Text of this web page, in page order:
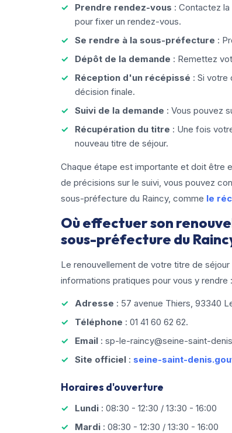
Prendre rendez-vous : Contactez
pour fixer un rendez-vous.
Se rendre à la sous-préfecture :
Dépôt de la demande : Remettez
Réception d'un récépissé : Si votre
décision finale.
Suivi de la demande : Vous pouvez
Récupération du titre : Une fois
nouveau titre de séjour.
Chaque étape est importante et doit être
de précisions sur le suivi, vous pouvez
sous-préfecture du Raincy, comme le
Où effectuer son
sous-préfecture du
Le renouvellement de votre titre de
informations pratiques pour vous y rendre :
Adresse : 57 avenue Thiers, 93340
Téléphone : 01 41 60 62 62.
Email : sp-le-raincy@seine-saint-
Site officiel : seine-saint-
Horaires d'ouverture
Lundi : 08:30 - 12:30 / 13:30 - 16:00
Mardi : 08:30 - 12:30 / 13:30 - 16:00